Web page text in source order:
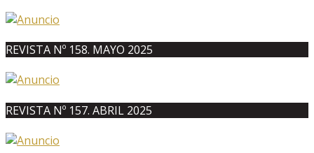
REVISTA Nº 158. MAYO 2025
REVISTA Nº 157. ABRIL 2025